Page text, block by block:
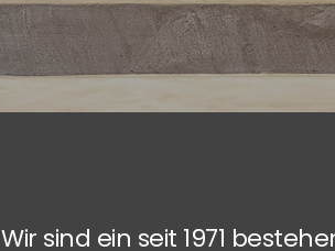
Wir sind ein seit 1971